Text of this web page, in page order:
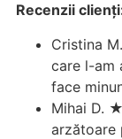
Recenzii
Cristina
care l-am
face
Mihai D.
arzătoare